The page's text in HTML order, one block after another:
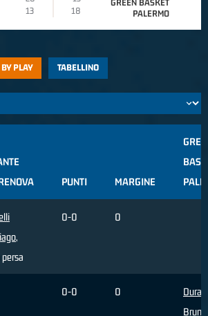
13
18
GREEN BASKET
PALERMO
PLAY TABELLINO
PUNTI MARGINE
,
0-0 0
0-0 0
Bruno